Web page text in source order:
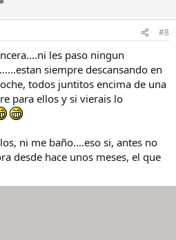
#8
les paso ningun
siempre descansando en
todos juntitos encima de una
para ellos y si vierais lo
ni me baño....eso si, antes no
desde hace unos meses, el que